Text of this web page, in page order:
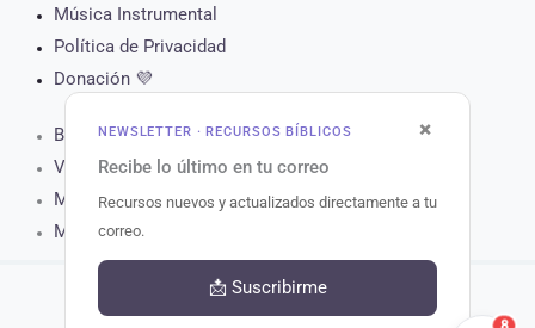
×
NEWSLETTER · RECURSOS BÍBLICOS
Recibe lo último en tu correo
Recursos nuevos y actualizados directamente a tu
correo.
📩 Suscribirme
Música Instrumental
Política de Privacidad
Donación 💜
Biblia Online
Versículo del Día
Muro de Oración
Matutina para Hoy